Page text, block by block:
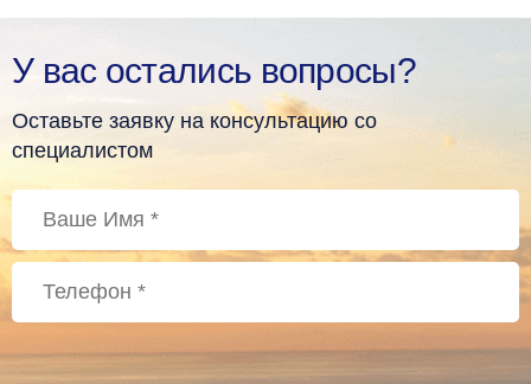
У вас остались вопросы?
Оставьте заявку на консультацию со
специалистом